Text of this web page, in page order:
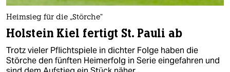
Heimsieg für die „Störche“
Holstein Kiel fertigt St. Pauli ab
Trotz vieler Pflichtspiele in dichter Folge haben die
Störche den fünften Heimerfolg in Serie eingefahren und